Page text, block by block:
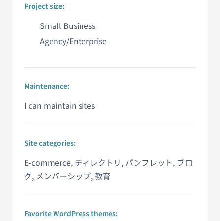
Project size:
Small Business
Agency/Enterprise
Maintenance:
I can maintain sites
Site categories:
E-commerce, ディレクトリ, パンフレット, ブロ
グ, メンバーシップ, 教育
Favorite WordPress themes: